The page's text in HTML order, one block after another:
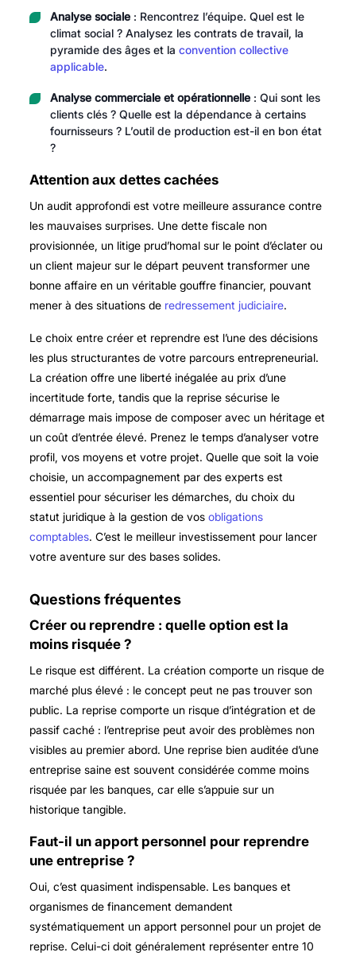
Analyse sociale: Rencontrez l’équipe. Quel est le
climat social ? Analysez les contrats de travail, la
pyramide des âges et la convention collective
applicable.
Analyse commerciale et opérationnelle: Qui sont les
clients clés ? Quelle est la dépendance à certains
fournisseurs ? L’outil de production est-il en bon état
?
Attention aux dettes cachées
Un audit approfondi est votre meilleure assurance contre
les mauvaises surprises. Une dette fiscale non
provisionnée, un litige prud’homal sur le point d’éclater ou
un client majeur sur le départ peuvent transformer une
bonne affaire en un véritable gouffre financier, pouvant
mener à des situations de redressement judiciaire.
Le choix entre créer et reprendre est l’une des décisions
les plus structurantes de votre parcours entrepreneurial.
La création offre une liberté inégalée au prix d’une
incertitude forte, tandis que la reprise sécurise le
démarrage mais impose de composer avec un héritage et
un coût d’entrée élevé. Prenez le temps d’analyser votre
profil, vos moyens et votre projet. Quelle que soit la voie
choisie, un accompagnement par des experts est
essentiel pour sécuriser les démarches, du choix du
statut juridique à la gestion de vos obligations
comptables. C’est le meilleur investissement pour lancer
votre aventure sur des bases solides.
Questions fréquentes
Créer ou reprendre : quelle option est la
moins risquée ?
Le risque est différent. La création comporte un risque de
marché plus élevé : le concept peut ne pas trouver son
public. La reprise comporte un risque d’intégration et de
passif caché : l’entreprise peut avoir des problèmes non
visibles au premier abord. Une reprise bien auditée d’une
entreprise saine est souvent considérée comme moins
risquée par les banques, car elle s’appuie sur un
historique tangible.
Faut-il un apport personnel pour reprendre
une entreprise ?
Oui, c’est quasiment indispensable. Les banques et
organismes de financement demandent
systématiquement un apport personnel pour un projet de
reprise. Celui-ci doit généralement représenter entre 10